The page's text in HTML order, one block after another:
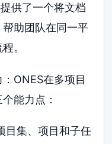
供了一个将文档
助团队在同一平
。
ONES在多项目
能力点：
目集、项目和子任